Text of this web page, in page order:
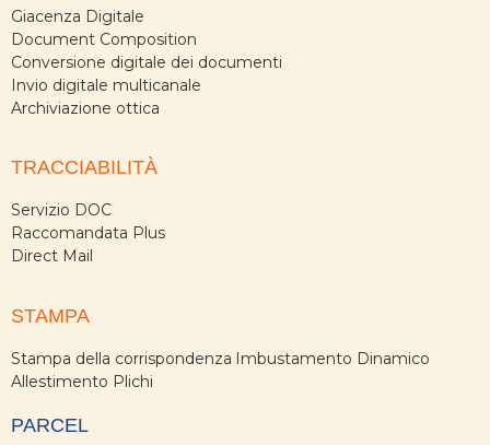
Giacenza Digitale
Document Composition
Conversione digitale dei documenti
Invio digitale multicanale
Archiviazione ottica
TRACCIABILITÀ
Servizio DOC
Raccomandata Plus
Direct Mail
STAMPA
Stampa della corrispondenza Imbustamento Dinamico
Allestimento Plichi
PARCEL